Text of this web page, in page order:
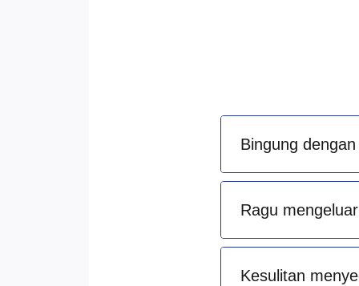
Bingung
Ragu
Kesulitan